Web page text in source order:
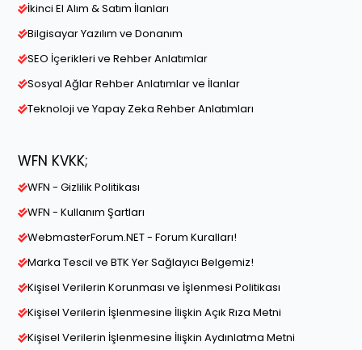
İkinci El Alım & Satım İlanları
Bilgisayar Yazılım ve Donanım
SEO İçerikleri ve Rehber Anlatımlar
Sosyal Ağlar Rehber Anlatımlar ve İlanlar
Teknoloji ve Yapay Zeka Rehber Anlatımları
WFN KVKK;
WFN - Gizlilik Politikası
WFN - Kullanım Şartları
WebmasterForum.NET - Forum Kuralları!
Marka Tescil ve BTK Yer Sağlayıcı Belgemiz!
Kişisel Verilerin Korunması ve İşlenmesi Politikası
Kişisel Verilerin İşlenmesine İlişkin Açık Rıza Metni
Kişisel Verilerin İşlenmesine İlişkin Aydınlatma Metni